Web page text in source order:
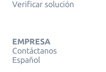
Verificar solución
EMPRESA
Contáctanos
Español